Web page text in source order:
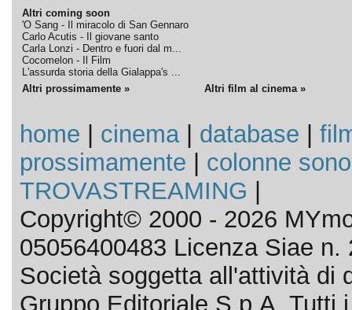
Altri coming soon
'O Sang - Il miracolo di San Gennaro
Carlo Acutis - Il giovane santo
Carla Lonzi - Dentro e fuori dal m...
Cocomelon - Il Film
L'assurda storia della Gialappa's ...
Altri prossimamente » Altri film al cinema »
home cinema| database
prossimamente
colonne
TROVASTREAMING
Copyright© 2000 - 2026
05056400483 Licenza Siae n.
Società soggetta all'attività di
Gruppo Editoriale S.p.A. Tutti